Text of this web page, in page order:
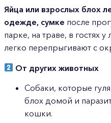
Яйца или взрослых блох
одежде, сумке после
парке, на траве, в гостях
легко перепрыгивают с
От других животных
Собаки, которые
блох домой и
кошки.